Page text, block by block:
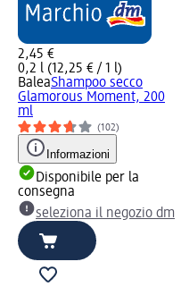
2,45 €
0,2 l (12,25 € / 1 l)
BaleaShampoo secco
Glamorous Moment, 200
ml
(102)
Informazioni
Disponibile per la
consegna
seleziona il negozio dm